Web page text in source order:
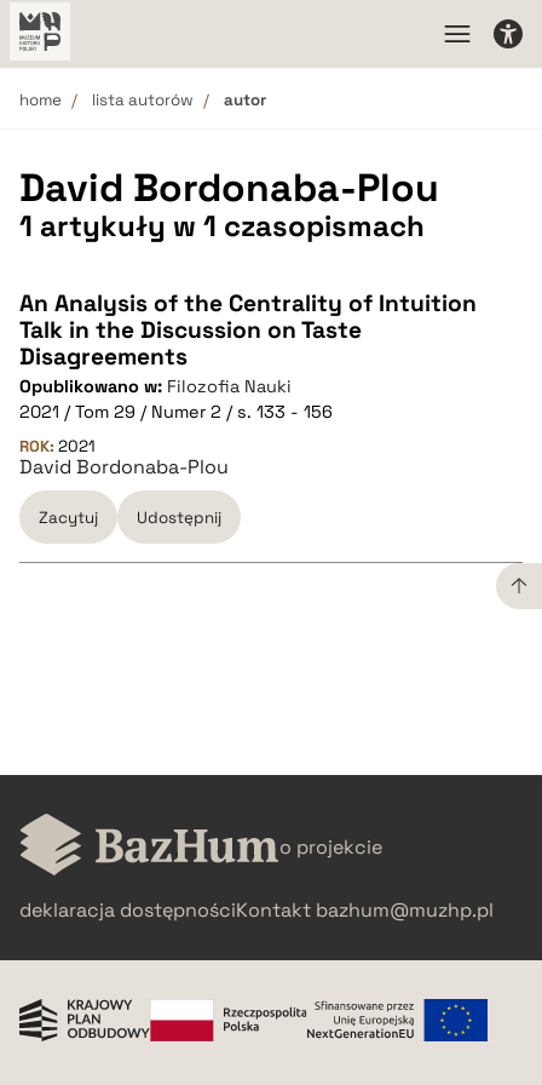
home lista autorów autor
David Bordonaba-Plou
1 artykuły w 1 czasopismach
An Analysis of the Centrality of Intuition
Talk in the Discussion on Taste
Disagreements
Opublikowano w: Filozofia Nauki
2021 / Tom 29 / Numer 2 / s. 133 - 156
ROK: 2021
David Bordonaba-Plou
Zacytuj Udostępnij
pobierz cytat o projekcie
deklaracja dostępnościKontakt bazhum@muzhp.pl